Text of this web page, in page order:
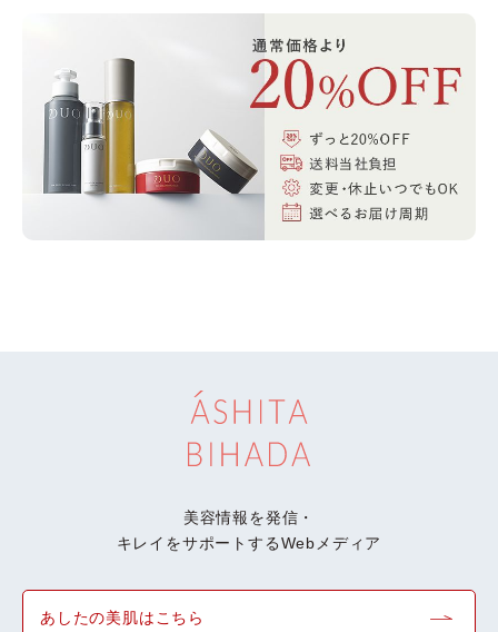
美容情報を発信・
キレイをサポートするWebメディア
あしたの美肌はこちら